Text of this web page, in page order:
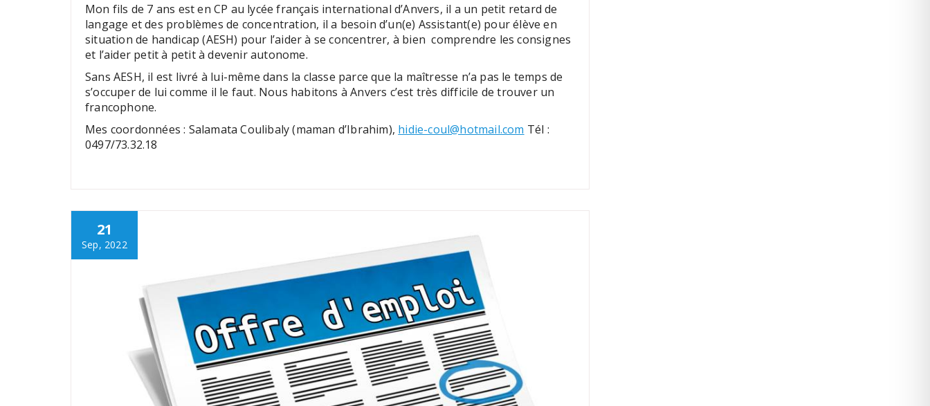
Mon fils de 7 ans est en CP au lycée français international d’Anvers, il a un petit retard de
langage et des problèmes de concentration, il a besoin d’un(e) Assistant(e) pour élève en
situation de handicap (AESH) pour l’aider à se concentrer, à bien comprendre les consignes
et l’aider petit à petit à devenir autonome.
Sans AESH, il est livré à lui-même dans la classe parce que la maîtresse n’a pas le temps de
s’occuper de lui comme il le faut. Nous habitons à Anvers c’est très difficile de trouver un
francophone.
Mes coordonnées : Salamata Coulibaly (maman d’Ibrahim), hidie-coul@hotmail.com Tél :
0497/73.32.18
21
Sep, 2022